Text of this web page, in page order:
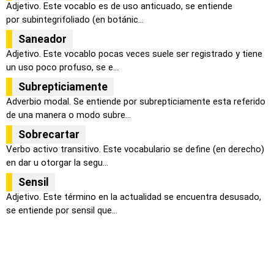
Adjetivo. Este vocablo es de uso anticuado, se entiende
por subintegrifoliado (en botánic...
Saneador
Adjetivo. Este vocablo pocas veces suele ser registrado y tiene
un uso poco profuso, se e...
Subrepticiamente
Adverbio modal. Se entiende por subrepticiamente esta referido
de una manera o modo subre...
Sobrecartar
Verbo activo transitivo. Este vocabulario se define (en derecho)
en dar u otorgar la segu...
Sensil
Adjetivo. Este término en la actualidad se encuentra desusado,
se entiende por sensil que...